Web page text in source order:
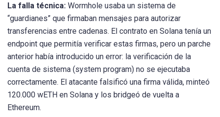
La falla técnica: Wormhole usaba un sistema de
“guardianes” que firmaban mensajes para autorizar
transferencias entre cadenas. El contrato en Solana tenía un
endpoint que permitía verificar estas firmas, pero un parche
anterior había introducido un error: la verificación de la
cuenta de sistema (system program) no se ejecutaba
correctamente. El atacante falsificó una firma válida, minteó
120.000 wETH en Solana y los bridgeó de vuelta a
Ethereum.